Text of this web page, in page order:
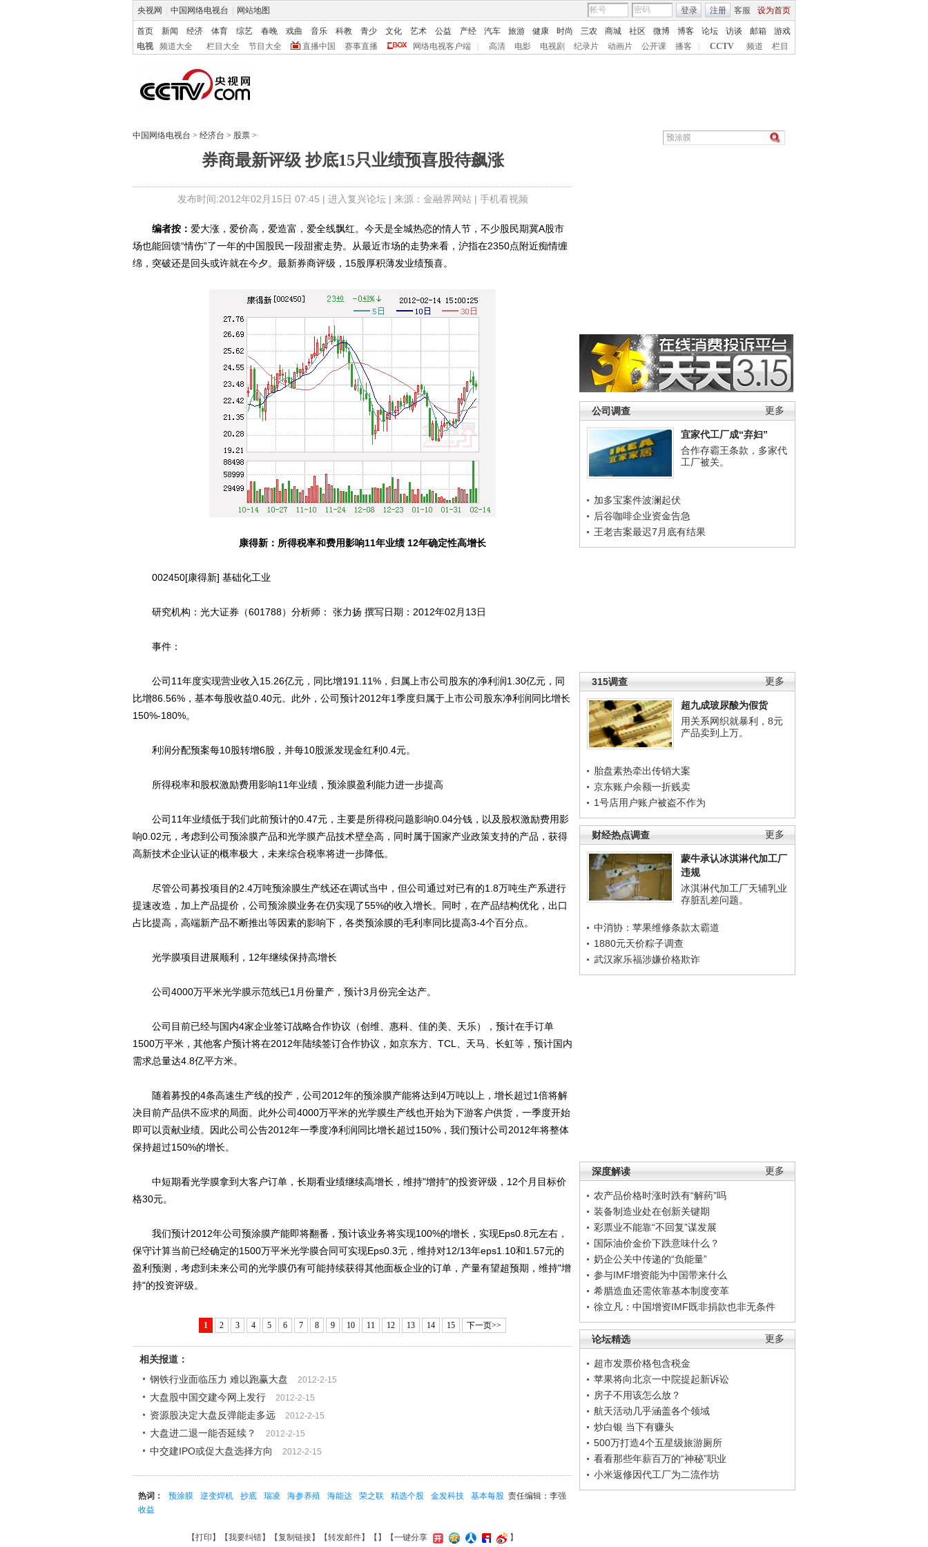
央视网 中国网络电视台 网站地图 客服 设为首页
登录 注册
首页 新闻 经济 体育 综艺 春晚 戏曲 音乐 科教 青少 文化 艺术 公益 产经 汽车 旅游 健康 时尚 三农 商城 社区 微博 博客 论坛 访谈 邮箱
游戏
电视
频道大全 栏目大全 节目大全 直播中国 赛事直播 网络电视客户端 高清 电影 电视剧 纪录片 动画片 公开课 播客 CCTV 频道 栏目
中国网络电视台 > 经济台 > 股票 >
券商最新评级 抄底15只业绩预喜股待飙涨
发布时间:2012年02月15日 07:45 | 进入复兴论坛| 来源：金融界网站 | 手机看视频
更多
公司调查
宜家代工厂成“弃妇”
合作存霸王条款，多家代
工厂被关。
加多宝案件波澜起伏
后谷咖啡企业资金告急
王老吉案最迟7月底有结果
更多
315调查
超九成玻尿酸为假货
用关系网织就暴利，8元
产品卖到上万。
胎盘素热牵出传销大案
京东账户余额一折贱卖
1号店用户账户被盗不作为
更多
财经热点调查
蒙牛承认冰淇淋代加工厂
违规
冰淇淋代加工厂天辅乳业
存脏乱差问题。
中消协：苹果维修条款太霸道
1880元天价粽子调查
武汉家乐福涉嫌价格欺诈
更多
深度解读
农产品价格时涨时跌有“解药”吗
装备制造业处在创新关键期
彩票业不能靠“不回复”谋发展
国际油价金价下跌意味什么？
奶企公关中传递的“负能量”
参与IMF增资能为中国带来什么
希腊造血还需依靠基本制度变革
徐立凡：中国增资IMF既非捐款也非无条件
更多
论坛精选
超市发票价格包含税金
苹果将向北京一中院提起新诉讼
房子不用该怎么放？
航天活动几乎涵盖各个领域
炒白银 当下有赚头
500万打造4个五星级旅游厕所
看看那些年薪百万的“神秘”职业
小米返修因代工厂为二流作坊
编者按： 爱大涨，爱价高，爱造富，爱全线飘红。今天是全城热恋的情人节，不少股民期冀A股市
场也能回馈“情伤”了一年的中国股民一段甜蜜走势。从最近市场的走势来看，沪指在2350点附近痴情缠
绵，突破还是回头或许就在今夕。最新券商评级，15股厚积薄发业绩预喜。
康得新：所得税率和费用影响11年业绩 12年确定性高增长
002450[康得新] 基础化工业
研究机构：光大证券（601788）分析师： 张力扬 撰写日期：2012年02月13日
事件：
公司11年度实现营业收入15.26亿元，同比增191.11%，归属上市公司股东的净利润1.30亿元，同
比增86.56%，基本每股收益0.40元。此外，公司预计2012年1季度归属于上市公司股东净利润同比增长
150%-180%。
利润分配预案每10股转增6股，并每10股派发现金红利0.4元。
所得税率和股权激励费用影响11年业绩，预涂膜盈利能力进一步提高
公司11年业绩低于我们此前预计的0.47元，主要是所得税问题影响0.04分钱，以及股权激励费用影
响0.02元，考虑到公司预涂膜产品和光学膜产品技术壁垒高，同时属于国家产业政策支持的产品，获得
高新技术企业认证的概率极大，未来综合税率将进一步降低。
尽管公司募投项目的2.4万吨预涂膜生产线还在调试当中，但公司通过对已有的1.8万吨生产系进行
提速改造，加上产品提价，公司预涂膜业务在仍实现了55%的收入增长。同时，在产品结构优化，出口
占比提高，高端新产品不断推出等因素的影响下，各类预涂膜的毛利率同比提高3-4个百分点。
光学膜项目进展顺利，12年继续保持高增长
公司4000万平米光学膜示范线已1月份量产，预计3月份完全达产。
公司目前已经与国内4家企业签订战略合作协议（创维、惠科、佳的美、天乐），预计在手订单
1500万平米，其他客户预计将在2012年陆续签订合作协议，如京东方、TCL、天马、长虹等，预计国内
需求总量达4.8亿平方米。
随着募投的4条高速生产线的投产，公司2012年的预涂膜产能将达到4万吨以上，增长超过1倍将解
决目前产品供不应求的局面。此外公司4000万平米的光学膜生产线也开始为下游客户供货，一季度开始
即可以贡献业绩。因此公司公告2012年一季度净利润同比增长超过150%，我们预计公司2012年将整体
保持超过150%的增长。
中短期看光学膜拿到大客户订单，长期看业绩继续高增长，维持"增持"的投资评级，12个月目标价
格30元。
我们预计2012年公司预涂膜产能即将翻番，预计该业务将实现100%的增长，实现Eps0.8元左右，
保守计算当前已经确定的1500万平米光学膜合同可实现Eps0.3元，维持对12/13年eps1.10和1.57元的
盈利预测，考虑到未来公司的光学膜仍有可能持续获得其他面板企业的订单，产量有望超预期，维持"增
持"的投资评级。
1 2 3 4 5 6 7 8 9 10 11 12 13 14 15 下一页>>
相关报道：
钢铁行业面临压力 难以跑赢大盘
2012-2-15
大盘股中国交建今网上发行 2012-2-15
资源股决定大盘反弹能走多远 2012-2-15
大盘进二退一能否延续？ 2012-2-15
中交建IPO或促大盘选择方向 2012-2-15
责任编辑：李强
热词： 预涂膜 逆变焊机 抄底 瑞凌 海参养殖 海能达 荣之联 精选个股 金发科技
基本每股
收益
【打印 】【我要纠错】【复制链接】【转发邮件】【 】 【一键分享 】